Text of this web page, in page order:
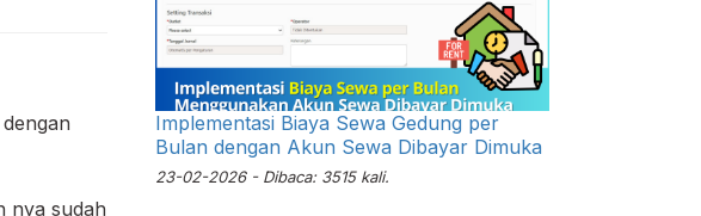
nya sudah
Implementasi Biaya Sewa Gedung per
Bulan dengan Akun Sewa Dibayar Dimuka
23-02-2026 - Dibaca: 3515 kali.